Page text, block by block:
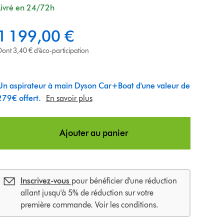
en 24/72h
199,00 €
3,40 € d’éco-participation
aspirateur à main Dyson Car+Boat d'une valeur de
offert.
En savoir plus
Ajouter au panier
Inscrivez-vous pour bénéficier d'une réduction
allant jusqu'à 5% de réduction sur votre
première commande. Voir les conditions.